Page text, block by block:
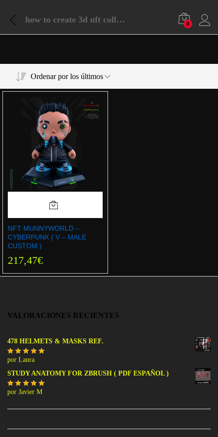
how to create 3d nft collection 0
Ordenar por los últimos
NFT MUNNYWORLD –
CYBERPUNK ( V – MALE
CUSTOM )
217,47€
VALORACIONES RECIENTES
478 HELMETS & MASKS REF.
Valorado
con5de 5
por Laura
STUDY ANATOMY FOR ZBRUSH ( PDF ESPAÑOL )
Valorado
por Javier M